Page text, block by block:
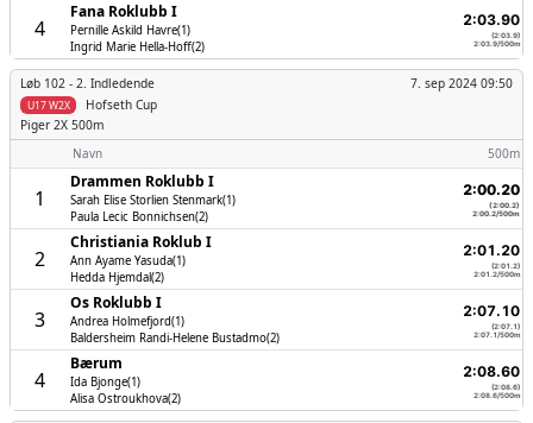
4
Fana Roklubb I
Pernille Askild Havre(1)
Ingrid Marie Hella-Hoff(2)
2:03.90
(2:03.9)
2:03.9/500m
Løb 102 - 2. Indledende
Hofseth Cup
7. sep 2024 09:50
U17 W2X
Piger 2X 500m
Navn
500m
1
Drammen Roklubb I
Sarah Elise Storlien Stenmark(1)
Paula Lecic Bonnichsen(2)
2:00.20
(2:00.2)
2:00.2/500m
2
Christiania Roklub I
Ann Ayame Yasuda(1)
Hedda Hjemdal(2)
2:01.20
(2:01.2)
2:01.2/500m
3
Os Roklubb I
Andrea Holmefjord(1)
Baldersheim Randi-Helene Bustadmo(2)
2:07.10
(2:07.1)
2:07.1/500m
4
Bærum
Ida Bjonge(1)
Alisa Ostroukhova(2)
2:08.60
(2:08.6)
2:08.6/500m